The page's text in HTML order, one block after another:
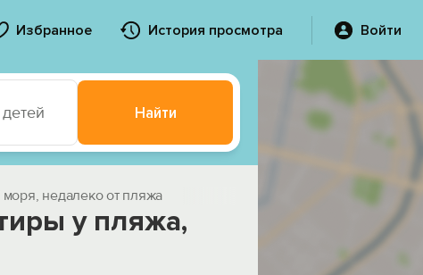
Избранное История просмотра Войти
Найти
недалеко от пляжа
у пляжа,